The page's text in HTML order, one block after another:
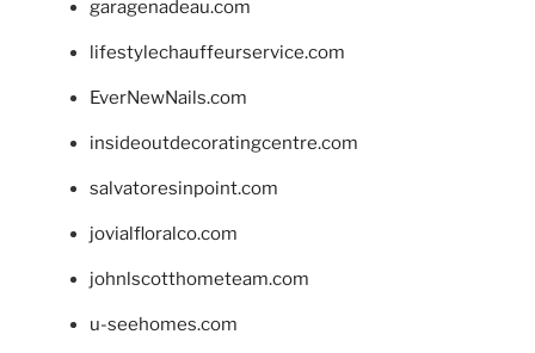
garagenadeau.com
lifestylechauffeurservice.com
EverNewNails.com
insideoutdecoratingcentre.com
salvatoresinpoint.com
jovialfloralco.com
johnlscotthometeam.com
u-seehomes.com